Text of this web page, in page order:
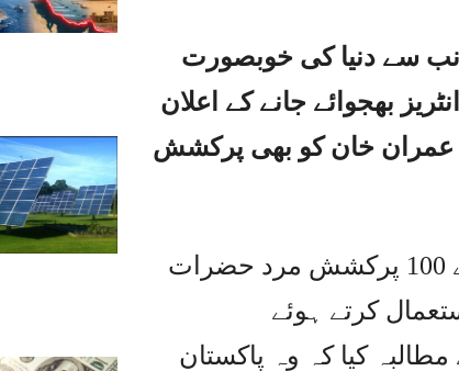
سے دنیا کی خوبصورت
بھجوائے جانے کے اعلان
عمران خان کو بھی پرکشش
پاکستان میں 3 جون کو ٹوئٹر پر سال 2021 کے دنیا کے 100 پرکشش مرد حضرات
کرتے ہوئے
کیا کہ وہ پاکستان